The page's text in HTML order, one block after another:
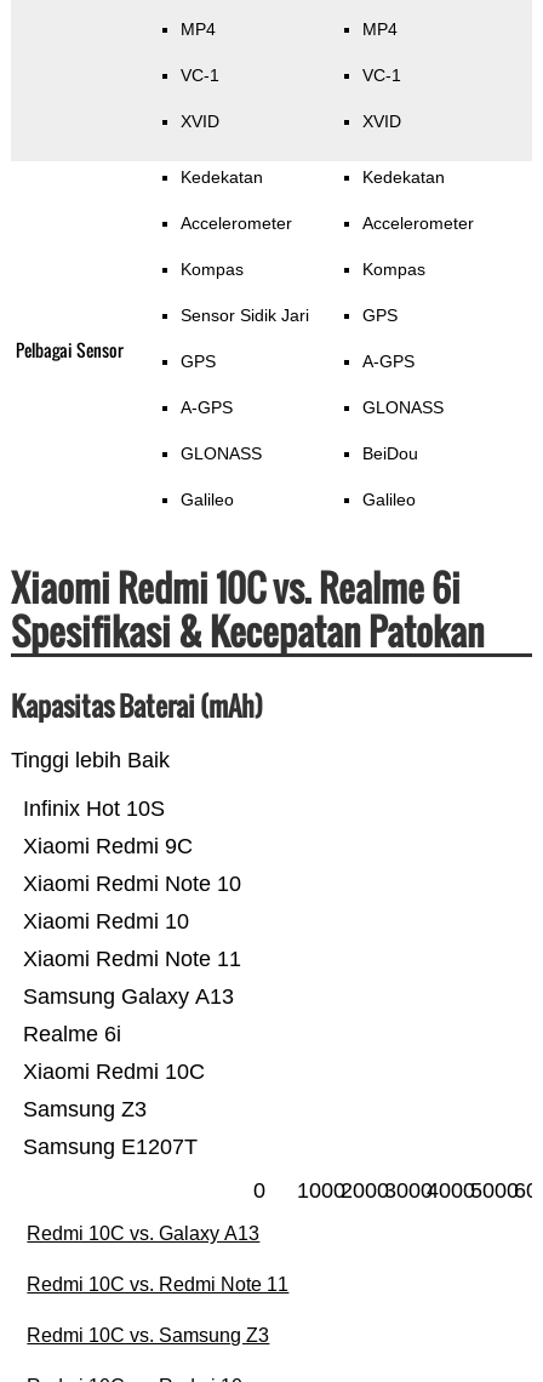
MP4
VC-1
XVID
MP4
VC-1
XVID
Pelbagai Sensor
Kedekatan
Accelerometer
Kompas
Sensor Sidik Jari
GPS
A-GPS
GLONASS
Galileo
Kedekatan
Accelerometer
Kompas
GPS
A-GPS
GLONASS
BeiDou
Galileo
Xiaomi Redmi 10C vs. Realme 6i
Spesifikasi & Kecepatan Patokan
Kapasitas Baterai (mAh)
Tinggi lebih Baik
Samsung E1207T
Samsung Z3
Xiaomi Redmi 10C
Realme 6i
Samsung Galaxy A13
Xiaomi Redmi Note 11
Xiaomi Redmi 10
Xiaomi Redmi Note 10
Xiaomi Redmi 9C
Infinix Hot 10S
0 10002000300040005000
Redmi 10C vs. Galaxy A13
Redmi 10C vs. Redmi Note 11
Redmi 10C vs. Samsung Z3